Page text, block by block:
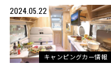
2024.05.22
キャンピングカー情報